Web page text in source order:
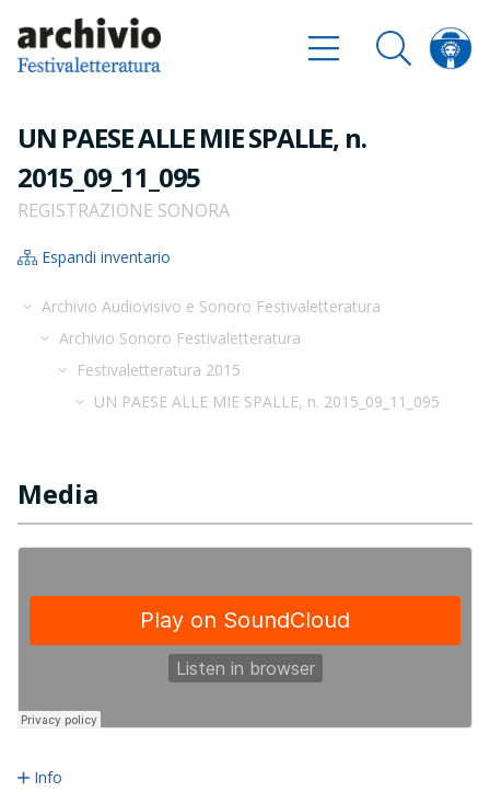
UN PAESE ALLE MIE SPALLE, n.
2015_09_11_095
REGISTRAZIONE SONORA
Espandi inventario
Archivio Audiovisivo e Sonoro Festivaletteratura
Archivio Sonoro Festivaletteratura
Festivaletteratura 2015
UN PAESE ALLE MIE SPALLE, n. 2015_09_11_095
Media
Info